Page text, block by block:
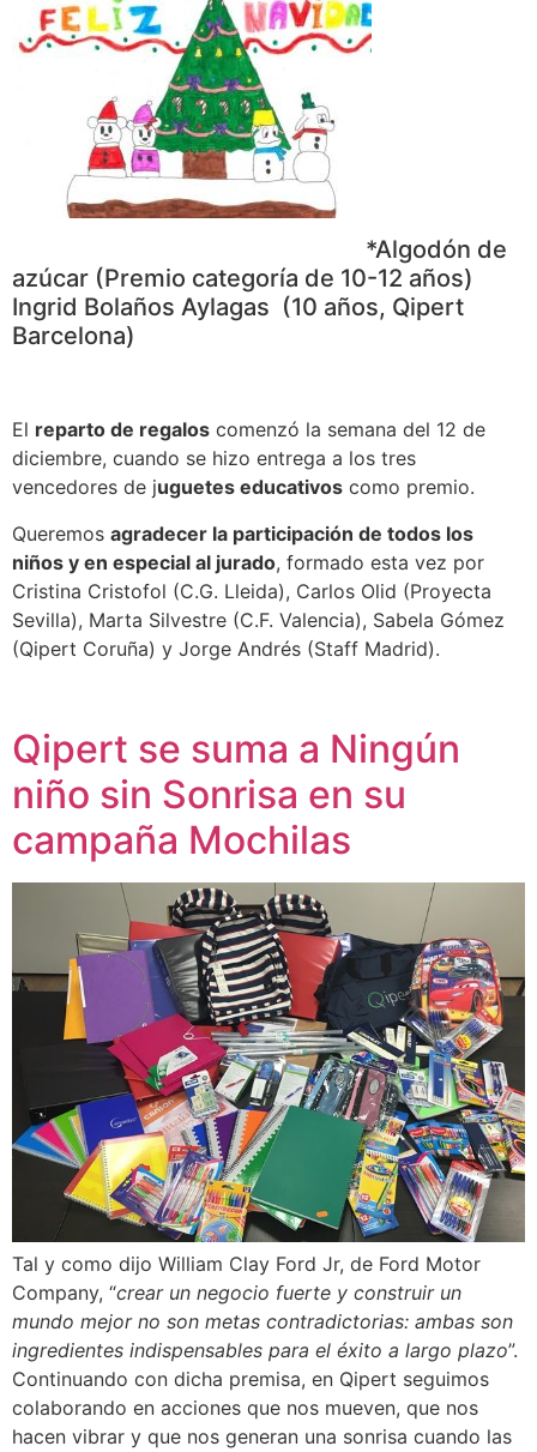
*Algodón de
azúcar (Premio categoría de 10-12 años)
Ingrid Bolaños Aylagas (10 años, Qipert
Barcelona)
El reparto de regalos comenzó la semana del 12 de
diciembre, cuando se hizo entrega a los tres
vencedores de juguetes educativos como premio.
Queremos agradecer la participación de todos los
niños y en especial al jurado, formado esta vez por
Cristina Cristofol (C.G. Lleida), Carlos Olid (Proyecta
Sevilla), Marta Silvestre (C.F. Valencia), Sabela Gómez
(Qipert Coruña) y Jorge Andrés (Staff Madrid).
Qipert se suma a Ningún
niño sin Sonrisa en su
campaña Mochilas
Tal y como dijo William Clay Ford Jr, de Ford Motor
Company, “crear un negocio fuerte y construir un
mundo mejor no son metas contradictorias: ambas son
ingredientes indispensables para el éxito a largo plazo”.
Continuando con dicha premisa, en Qipert seguimos
colaborando en acciones que nos mueven, que nos
hacen vibrar y que nos generan una sonrisa cuando las